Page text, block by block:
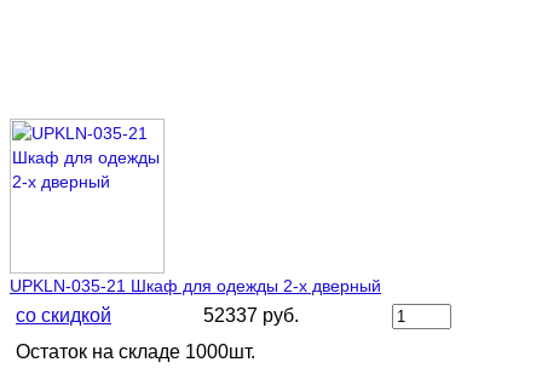
UPKLN-035-21 Шкаф для одежды 2-х дверный
со скидкой
52337 руб.
Остаток на складе 1000шт.